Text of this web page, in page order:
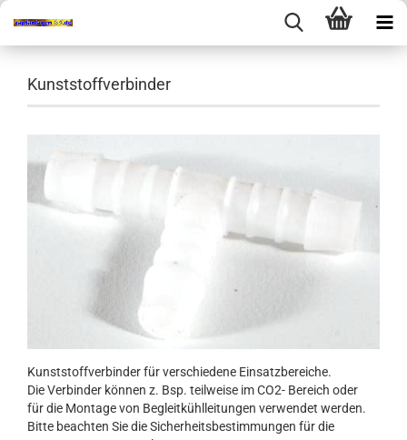
Kunststoffverbinder
Kunststoffverbinder für verschiedene Einsatzbereiche.
Die Verbinder können z. Bsp. teilweise im CO2- Bereich oder
für die Montage von Begleitkühlleitungen verwendet werden.
Bitte beachten Sie die Sicherheitsbestimmungen für die